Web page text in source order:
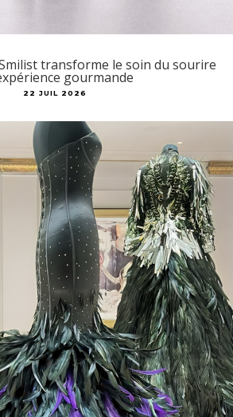
transforme le soin du sourire
gourmande
22 JUIL 2026